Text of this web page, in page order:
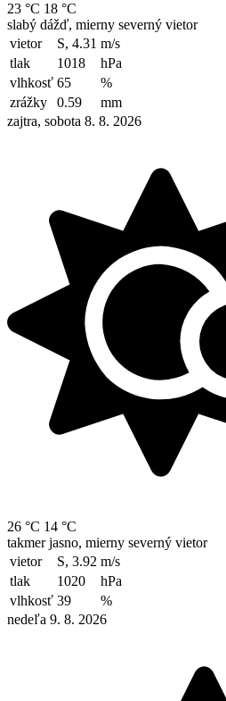
23 °C 18 °C
slabý dážď, mierny severný vietor
vietor
S, 4.31 m/s
tlak
1018
hPa
vlhkosť 65
%
zrážky
0.59
mm
zajtra, sobota 8. 8. 2026
26 °C 14 °C
takmer jasno, mierny severný vietor
vietor
S, 3.92 m/s
tlak
1020
hPa
vlhkosť 39
%
nedeľa 9. 8. 2026